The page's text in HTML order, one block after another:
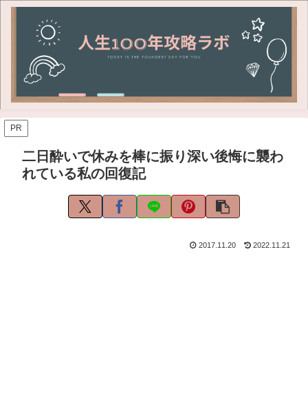
PR
二日酔いで休みを棒に振り深い後悔に襲わ
れている私の回復記
2017.11.20 2022.11.21